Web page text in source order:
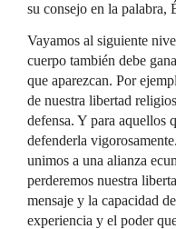
su consejo en la palabra,
Vayamos al siguiente
cuerpo también debe
que aparezcan. Por
de nuestra libertad
defensa. Y para aquellos
defenderla
unimos a una alianza
perderemos nuestra
mensaje y la capacidad
experiencia y el poder